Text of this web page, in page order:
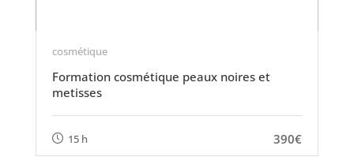
cosmétique
Formation cosmétique peaux noires et
metisses
15 h 390€